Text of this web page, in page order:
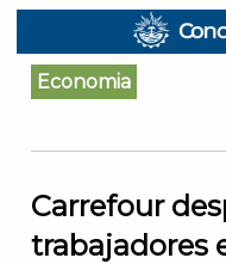
Economia
Carrefour
trabajadores